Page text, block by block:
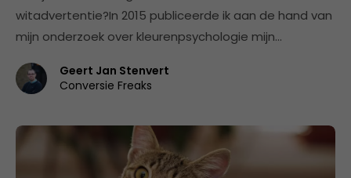
witadvertentie?In 2015 publiceerde ik aan de hand van
mijn onderzoek over kleurenpsychologie mijn…
Geert Jan Stenvert
Conversie Freaks